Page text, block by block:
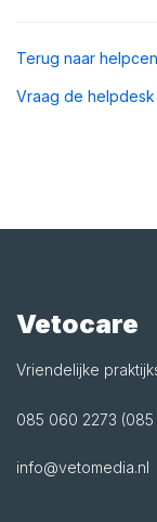
Terug naar
Vraag de helpdesk
Vetocare
Vriendelijke
085 060 2273 (085
info@vetomedia.nl